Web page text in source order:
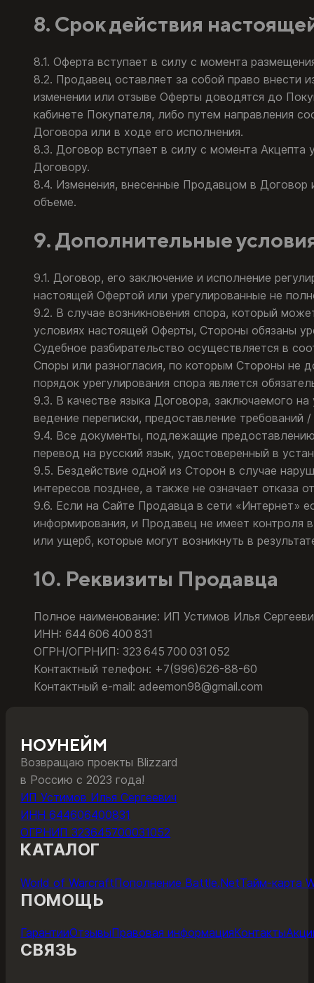
8. Срок действия
8.1. Оферта вступает в силу с момента
8.2. Продавец оставляет за собой право внести
изменении или отзыве Оферты доводятся до
кабинете Покупателя, либо путем направления
Договора или в ходе его исполнения.
8.3. Договор вступает в силу с момента
Договору.
8.4. Изменения, внесенные Продавцом в Договор
объеме.
9. Дополнительные
9.1. Договор, его заключение и исполнение
настоящей Офертой или урегулированные не
9.2. В случае возникновения спора, который
условиях настоящей Оферты, Стороны обязаны
Судебное разбирательство осуществляется в
Споры или разногласия, по которым Стороны не
порядок урегулирования спора является
9.3. В качестве языка Договора, заключаемого
ведение переписки, предоставление
9.4. Все документы, подлежащие
перевод на русский язык, удостоверенный в
9.5. Бездействие одной из Сторон в случае
интересов позднее, а также не означает
9.6. Если на Сайте Продавца в сети «Интернет»
информирования, и Продавец не имеет контроля
или ущерб, которые могут возникнуть в
10. Реквизиты Продавца
Полное наименование: ИП Устимов Илья
ИНН: 644 606 400 831
ОГРН/ОГРНИП: 323 645 700 031 052
Контактный телефон: +7(996)626-88-60
Контактный e-mail: adeemon98@gmail.com
НОУНЕЙМ
Возвращаю проекты Blizzard
в Россию с 2023 года!
ИП Устимов Илья Сергеевич
ИНН 644606400831
ОГРНИП 323645700031052
КАТАЛОГ
World of WarcraftПополнение Battle.NetТайм-карта
ПОМОЩЬ
ГарантииОтзывыПравовая информацияКонтакты
СВЯЗЬ